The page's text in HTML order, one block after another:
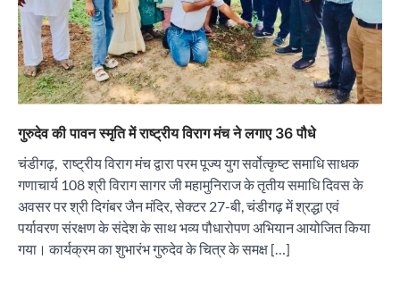
गुरुदेव की पावन स्मृति में राष्ट्रीय विराग मंच ने लगाए 36 पौधे
चंडीगढ़, राष्ट्रीय विराग मंच द्वारा परम पूज्य युग सर्वोत्कृष्ट समाधि साधक
गणाचार्य 108 श्री विराग सागर जी महामुनिराज के तृतीय समाधि दिवस के
अवसर पर श्री दिगंबर जैन मंदिर, सेक्टर 27-बी, चंडीगढ़ में श्रद्धा एवं
पर्यावरण संरक्षण के संदेश के साथ भव्य पौधारोपण अभियान आयोजित किया
गया। कार्यक्रम का शुभारंभ गुरुदेव के चित्र के समक्ष […]